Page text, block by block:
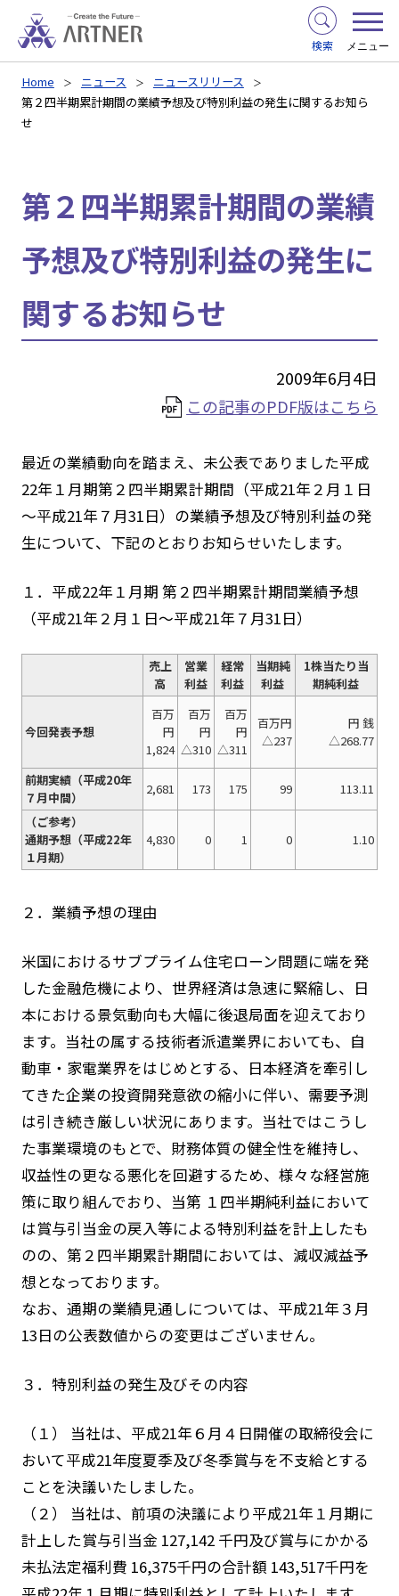
検索 メニュー
Home ニュース
ニュースリリース
第２四半期累計期間の業績予想及び特別利益の発生に関するお知ら
せ
第２四半期累計期間の業績
予想及び特別利益の発生に
関するお知らせ
2009年6月4日
この記事のPDF版はこちら
最近の業績動向を踏まえ、未公表でありました平成
22年１月期第２四半期累計期間（平成21年２月１日
～平成21年７月31日）の業績予想及び特別利益の発
生について、下記のとおりお知らせいたします。
１．平成22年１月期 第２四半期累計期間業績予想
（平成21年２月１日～平成21年７月31日）
売上
高
営業
利益
経常
利益
当期純
利益
1株当たり当
期純利益
今回発表予想
百万
円
1,824
百万
円
△310
百万
円
△311
百万円
△237
円 銭
△268.77
前期実績（平成20年
７月中間）
2,681 173 175 99
113.11
（ご参考）
通期予想（平成22年
１月期）
4,830 0 1 0 1.10
２．業績予想の理由
米国におけるサブプライム住宅ローン問題に端を発
した金融危機により、世界経済は急速に緊縮し、日
本における景気動向も大幅に後退局面を迎えており
ます。当社の属する技術者派遣業界においても、自
動車・家電業界をはじめとする、日本経済を牽引し
てきた企業の投資開発意欲の縮小に伴い、需要予測
は引き続き厳しい状況にあります。当社ではこうし
た事業環境のもとで、財務体質の健全性を維持し、
収益性の更なる悪化を回避するため、様々な経営施
策に取り組んでおり、当第 １四半期純利益において
は賞与引当金の戻入等による特別利益を計上したも
のの、第２四半期累計期間においては、減収減益予
想となっております。
なお、通期の業績見通しについては、平成21年３月
13日の公表数値からの変更はございません。
３．特別利益の発生及びその内容
（１） 当社は、平成21年６月４日開催の取締役会に
おいて平成21年度夏季及び冬季賞与を不支給とする
ことを決議いたしました。
（２） 当社は、前項の決議により平成21年１月期に
計上した賞与引当金 127,142 千円及び賞与にかかる
未払法定福利費 16,375千円の合計額 143,517千円を